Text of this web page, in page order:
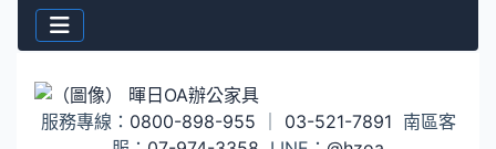
服務專線： 0800-898-955 03-521-7891 南區客